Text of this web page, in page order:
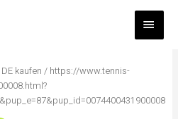
kaufen / https://www.tennis-